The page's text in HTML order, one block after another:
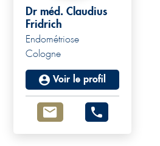
Dr méd. Claudius
Fridrich
Endométriose
Cologne
Voir le profil